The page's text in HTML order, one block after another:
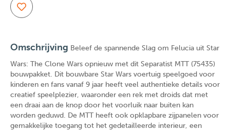
Omschrijving Beleef de spannende Slag om Felucia uit Star
Wars: The Clone Wars opnieuw met dit Separatist MTT (75435)
bouwpakket. Dit bouwbare Star Wars voertuig speelgoed voor
kinderen en fans vanaf 9 jaar heeft veel authentieke details voor
creatief speelplezier, waaronder een rek met droids dat met
een draai aan de knop door het voorluik naar buiten kan
worden geduwd. De MTT heeft ook opklapbare zijpanelen voor
gemakkelijke toegang tot het gedetailleerde interieur, een